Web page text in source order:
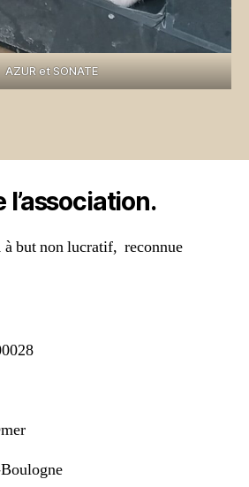
AZUR et SONATE
l’association.
but non lucratif, reconnue